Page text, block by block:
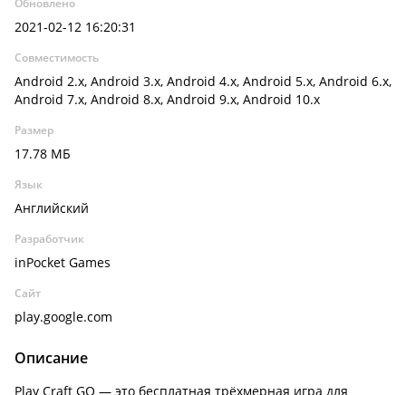
Обновлено
2021-02-12 16:20:31
Совместимость
Android 2.x, Android 3.x, Android 4.x, Android 5.x, Android 6.x,
Android 7.x, Android 8.x, Android 9.x, Android 10.x
Размер
17.78 МБ
Язык
Английский
Разработчик
inPocket Games
Сайт
play.google.com
Описание
Play Craft GO — это бесплатная трёхмерная игра для